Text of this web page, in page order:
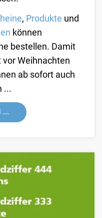
, Produkte und
können
bestellen. Damit
vor Weihnachten
ab sofort auch
...
...